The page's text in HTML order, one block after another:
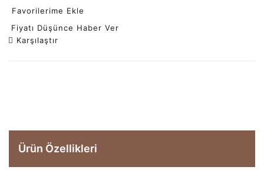
Favorilerime Ekle
Fiyatı Düşünce Haber Ver
Karşılaştır
Ürün Özellikleri